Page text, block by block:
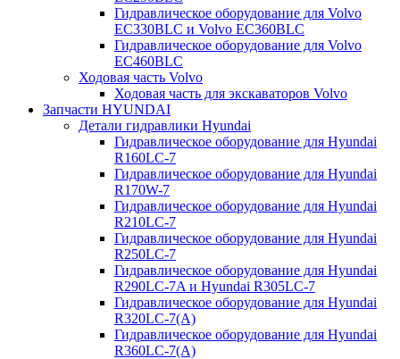
Гидравлическое оборудование для Volvo
EC330BLC и Volvo EC360BLC
Гидравлическое оборудование для Volvo
EC460BLC
Ходовая часть Volvo
Ходовая часть для экскаваторов Volvo
Запчасти HYUNDAI
Детали гидравлики Hyundai
Гидравлическое оборудование для Hyundai
R160LC-7
Гидравлическое оборудование для Hyundai
R170W-7
Гидравлическое оборудование для Hyundai
R210LC-7
Гидравлическое оборудование для Hyundai
R250LC-7
Гидравлическое оборудование для Hyundai
R290LC-7A и Hyundai R305LC-7
Гидравлическое оборудование для Hyundai
R320LC-7(A)
Гидравлическое оборудование для Hyundai
R360LC-7(A)